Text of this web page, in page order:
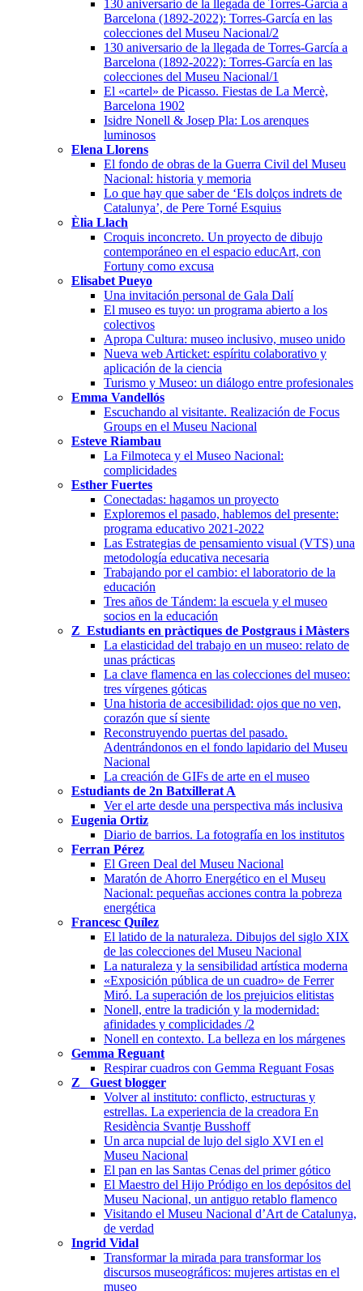
130 aniversario de la llegada de Torres-García a
Barcelona (1892-2022): Torres-García en las
colecciones del Museu Nacional/2
130 aniversario de la llegada de Torres-García a
Barcelona (1892-2022): Torres-García en las
colecciones del Museu Nacional/1
El «cartel» de Picasso. Fiestas de La Mercè,
Barcelona 1902
Isidre Nonell & Josep Pla: Los arenques
luminosos
Elena Llorens
El fondo de obras de la Guerra Civil del Museu
Nacional: historia y memoria
Lo que hay que saber de ‘Els dolços indrets de
Catalunya’, de Pere Torné Esquius
Èlia Llach
Croquis inconcreto. Un proyecto de dibujo
contemporáneo en el espacio educArt, con
Fortuny como excusa
Elisabet Pueyo
Una invitación personal de Gala Dalí
El museo es tuyo: un programa abierto a los
colectivos
Apropa Cultura: museo inclusivo, museo unido
Nueva web Articket: espíritu colaborativo y
aplicación de la ciencia
Turismo y Museo: un diálogo entre profesionales
Emma Vandellós
Escuchando al visitante. Realización de Focus
Groups en el Museu Nacional
Esteve Riambau
La Filmoteca y el Museo Nacional:
complicidades
Esther Fuertes
Conectadas: hagamos un proyecto
Exploremos el pasado, hablemos del presente:
programa educativo 2021-2022
Las Estrategias de pensamiento visual (VTS) una
metodología educativa necesaria
Trabajando por el cambio: el laboratorio de la
educación
Tres años de Tándem: la escuela y el museo
socios en la educación
Z_Estudiants en pràctiques de Postgraus i Màsters
La elasticidad del trabajo en un museo: relato de
unas prácticas
La clave flamenca en las colecciones del museo:
tres vírgenes góticas
Una historia de accesibilidad: ojos que no ven,
corazón que sí siente
Reconstruyendo puertas del pasado.
Adentrándonos en el fondo lapidario del Museu
Nacional
La creación de GIFs de arte en el museo
Estudiants de 2n Batxillerat A
Ver el arte desde una perspectiva más inclusiva
Eugenia Ortiz
Diario de barrios. La fotografía en los institutos
Ferran Pérez
El Green Deal del Museu Nacional
Maratón de Ahorro Energético en el Museu
Nacional: pequeñas acciones contra la pobreza
energética
Francesc Quílez
El latido de la naturaleza. Dibujos del siglo XIX
de las colecciones del Museu Nacional
La naturaleza y la sensibilidad artística moderna
«Exposición pública de un cuadro» de Ferrer
Miró. La superación de los prejuicios elitistas
Nonell, entre la tradición y la modernidad:
afinidades y complicidades /2
Nonell en contexto. La belleza en los márgenes
Gemma Reguant
Respirar cuadros con Gemma Reguant Fosas
Z_ Guest blogger
Volver al instituto: conflicto, estructuras y
estrellas. La experiencia de la creadora En
Residència Svantje Busshoff
Un arca nupcial de lujo del siglo XVI en el
Museu Nacional
El pan en las Santas Cenas del primer gótico
El Maestro del Hijo Pródigo en los depósitos del
Museu Nacional, un antiguo retablo flamenco
Visitando el Museu Nacional d’Art de Catalunya,
de verdad
Ingrid Vidal
Transformar la mirada para transformar los
discursos museográficos: mujeres artistas en el
museo